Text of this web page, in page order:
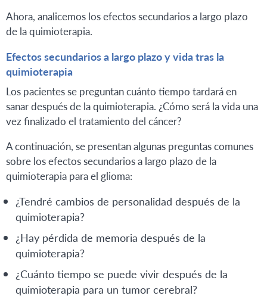
Ahora, analicemos los efectos secundarios a largo plazo
de la quimioterapia.
Efectos secundarios a largo plazo y vida tras la
quimioterapia
Los pacientes se preguntan cuánto tiempo tardará en
sanar después de la quimioterapia. ¿Cómo será la vida una
vez finalizado el tratamiento del cáncer?
A continuación, se presentan algunas preguntas comunes
sobre los efectos secundarios a largo plazo de la
quimioterapia para el glioma:
¿Tendré cambios de personalidad después de la
quimioterapia?
¿Hay pérdida de memoria después de la
quimioterapia?
¿Cuánto tiempo se puede vivir después de la
quimioterapia para un tumor cerebral?